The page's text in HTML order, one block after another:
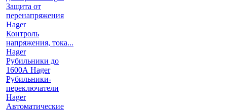
Защита от
перенапряжения
Hager
Контроль
напряжения, тока...
Hager
Рубильники до
1600А Hager
Рубильники-
переключатели
Hager
Автоматические